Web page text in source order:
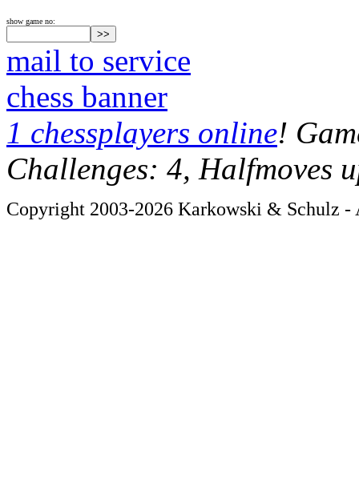
show game no:
mail to service
chess banner
1 chessplayers online!
Challenges: 4, Halfmoves
Copyright 2003-2026 Karkowski & Schulz